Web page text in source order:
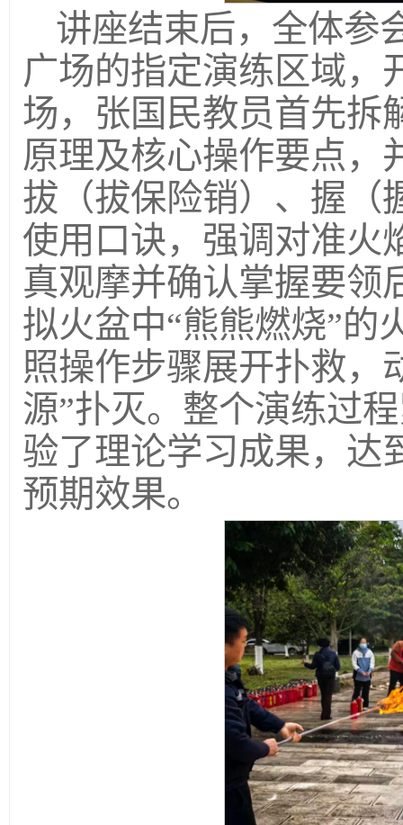
讲座结束后，全体参
广场的指定演练区域，
场，张国民教员首先拆
原理及核心操作要点，
拔（拔保险销）、握（
使用口诀，强调对准火
真观摩并确认掌握要领
拟火盆中“熊熊燃烧”的
照操作步骤展开扑救，
源”扑灭。整个演练过
验了理论学习成果，达
预期效果。